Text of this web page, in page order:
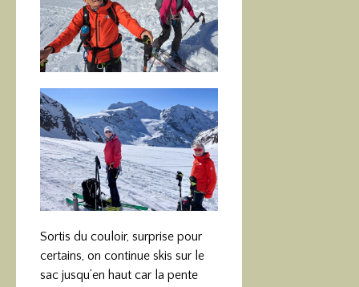
Sortis du couloir, surprise pour
certains, on continue skis sur le
sac jusqu’en haut car la pente